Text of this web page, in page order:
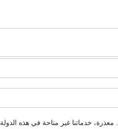
معذرة، خدماتنا غير متاحة في هذه الدولة